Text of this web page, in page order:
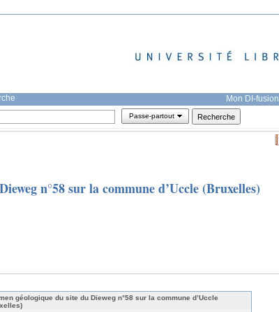
Mon DI-fusion
Passe-partout
n°58 sur la commune d’Uccle (Bruxelles)
géologique du site du Dieweg n°58 sur la commune d’Uccle